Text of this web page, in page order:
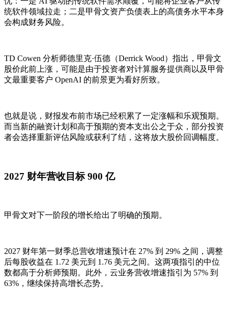
统软件领域拉走；二是甲骨文资产负债表上的高债务水平本身
会构成财务风险。
TD Cowen 分析师德里克·伍德（Derrick Wood）指出，甲骨文
股价此前上涨，可能是由于投资者对计算服务提供商以及甲骨
文最重要客户 OpenAI 的前景更为看好所致。
也就是说，财报发布前市场已经积累了一定涨幅和乐观预期。
而当新的融资计划和高于预期的资本支出公之于众，部分投资
者会选择重新评估风险或获利了结，这将放大股价回调幅度。
2027 财年营收目标 900 亿
甲骨文对下一阶段的增长给出了明确的预期。
2027 财年第一财季总营收增速预计在 27% 到 29% 之间，调整
后每股收益在 1.72 美元到 1.76 美元之间。这两项指引的中位
数都高于分析师预期。此外，云业务营收增速指引为 57% 到
63%，继续保持高增长态势。